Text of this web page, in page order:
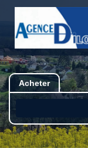
Acheter